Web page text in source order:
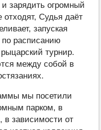
зарядить огромный
отходят, Судья даёт
запуская
расписанию
турнир.
между собой в
мы посетили
парком, в
в зависимости от